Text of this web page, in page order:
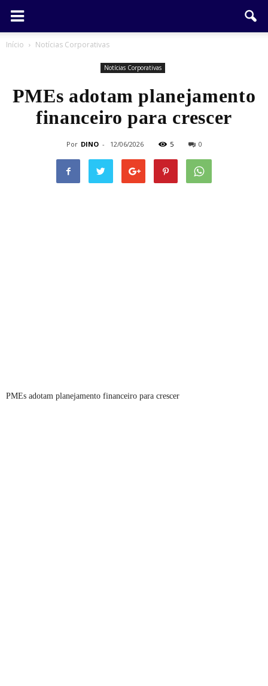
Início Notícias Corporativas
Notícias Corporativas
PMEs adotam planejamento
financeiro para crescer
Por DINO - 12/06/2026 5 0
PMEs adotam planejamento financeiro para crescer